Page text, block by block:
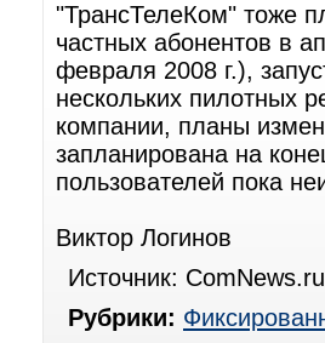
"ТрансТелеКом" тоже
частных абонентов в
февраля 2008 г.),
нескольких пилотных
компании, планы
запланирована на
пользователей пока
Виктор Логинов
Источник:
Рубрики: